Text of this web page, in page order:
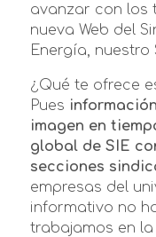
avanzar con los
nueva Web del
Energía, nuestro
¿Qué te ofrece
Pues
imagen en
global de SIE
secciones
empresas del
informativo no
trabajamos en